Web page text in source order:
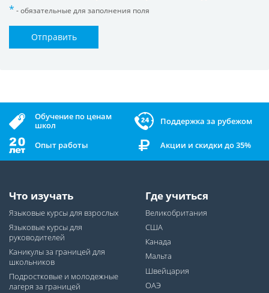
- обязательные для заполнения поля
Отправить
Обучение по ценам
школ
Поддержка за рубежом
Опыт работы Акции и скидки до 35%
Что изучать
Языковые курсы для взрослых
Языковые курсы для
руководителей
Каникулы за границей для
школьников
Подростковые и молодежные
лагеря за границей
Где учиться
Великобритания
США
Канада
Мальта
Швейцария
ОАЭ